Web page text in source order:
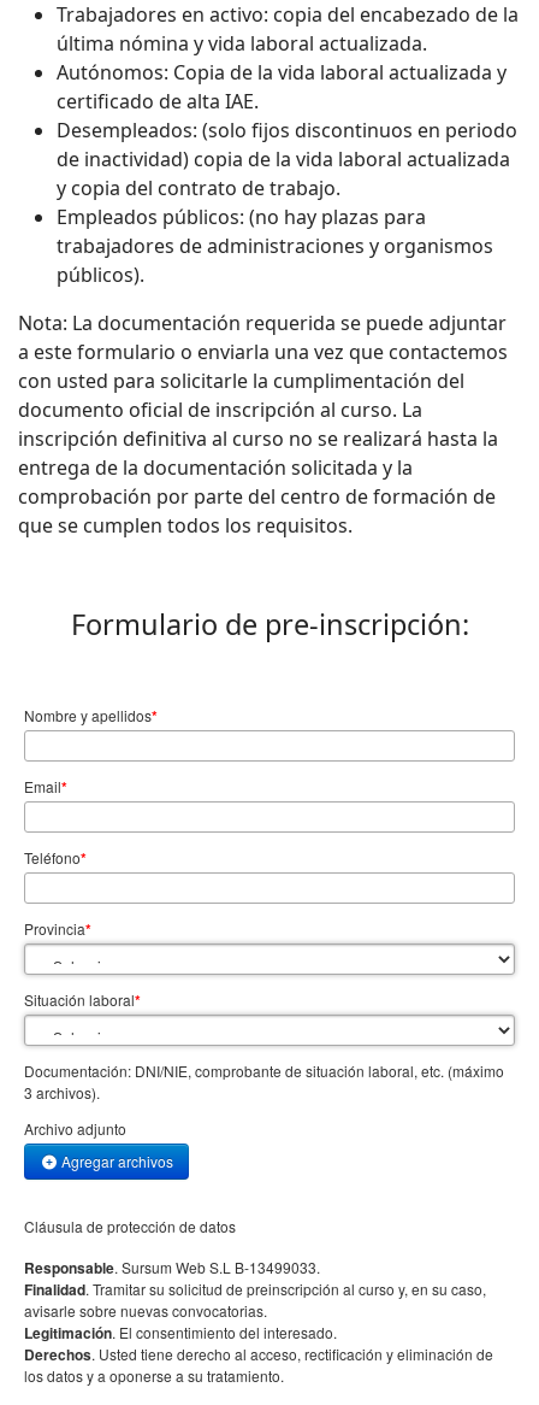
Trabajadores en activo: copia del encabezado de la
última nómina y vida laboral actualizada.
Autónomos: Copia de la vida laboral actualizada y
certificado de alta IAE.
Desempleados: (solo fijos discontinuos en periodo
de inactividad) copia de la vida laboral actualizada
y copia del contrato de trabajo.
Empleados públicos: (no hay plazas para
trabajadores de administraciones y organismos
públicos).
Nota: La documentación requerida se puede adjuntar
a este formulario o enviarla una vez que contactemos
con usted para solicitarle la cumplimentación del
documento oficial de inscripción al curso. La
inscripción definitiva al curso no se realizará hasta la
entrega de la documentación solicitada y la
comprobación por parte del centro de formación de
que se cumplen todos los requisitos.
Formulario de pre-inscripción:
Nombre y apellidos*
Email*
Teléfono*
Provincia*
Situación laboral*
Documentación: DNI/NIE, comprobante de situación laboral, etc. (máximo
3 archivos).
Archivo adjunto
Agregar archivos
Cláusula de protección de datos
Responsable. Sursum Web S.L B-13499033.
Finalidad. Tramitar su solicitud de preinscripción al curso y, en su caso,
avisarle sobre nuevas convocatorias.
Legitimación. El consentimiento del interesado.
Derechos. Usted tiene derecho al acceso, rectificación y eliminación de
los datos y a oponerse a su tratamiento.